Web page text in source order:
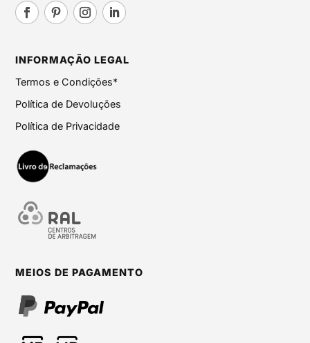
INFORMAÇÃO LEGAL
Termos e Condições*
Política de Devoluções
Política de Privacidade
MEIOS DE PAGAMENTO